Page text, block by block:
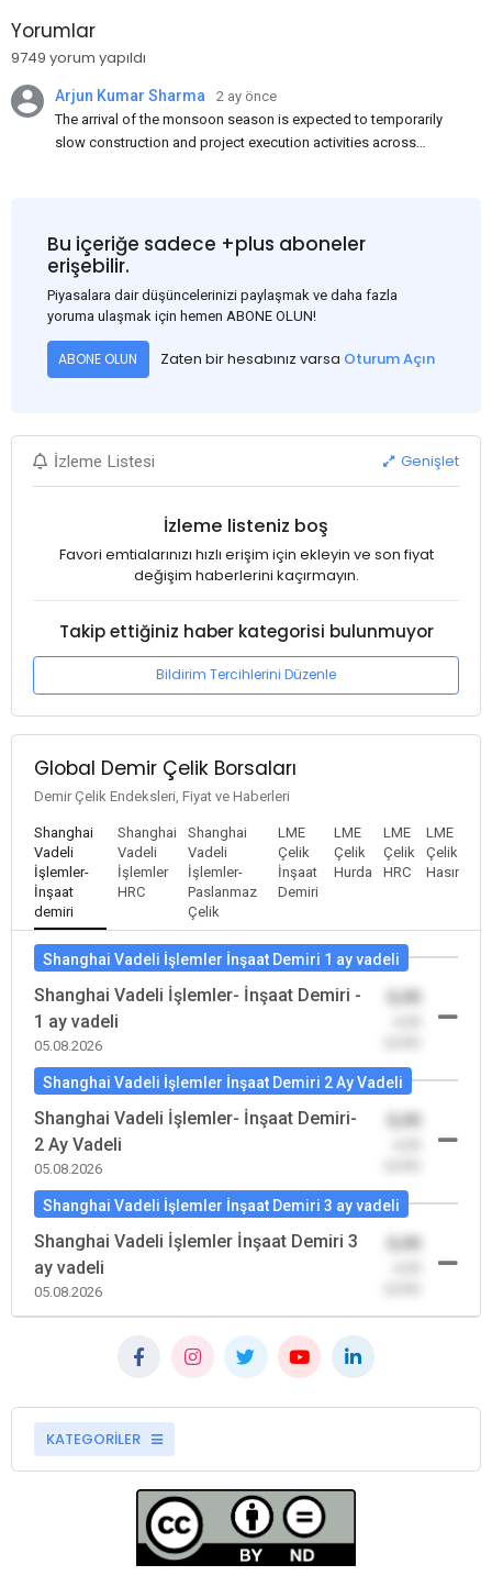
Yorumlar
9749 yorum yapıldı
Arjun Kumar Sharma
2 ay önce
The arrival of the monsoon season is expected to temporarily
slow construction and project execution activities across
and rural construction projects is expected to provide support
to the market despite seasonal disruptions caused by heavy
rainfall.
Bu içeriğe sadece +plus aboneler
erişebilir.
Piyasalara dair düşüncelerinizi paylaşmak ve daha fazla
yoruma ulaşmak için hemen ABONE OLUN!
ABONE OLUN Zaten bir hesabınız varsa Oturum Açın
İzleme Listesi Genişlet
İzleme listeniz boş
Favori emtialarınızı hızlı erişim için ekleyin ve son fiyat
değişim haberlerini kaçırmayın.
Takip ettiğiniz haber kategorisi bulunmuyor
Bildirim Tercihlerini Düzenle
Global Demir Çelik Borsaları
Demir Çelik Endeksleri, Fiyat ve Haberleri
Shanghai
Vadeli
İşlemler-
İnşaat
demiri
Shanghai
Vadeli
İşlemler
HRC
Shanghai
Vadeli
İşlemler-
Paslanmaz
Çelik
LME
Çelik
İnşaat
Demiri
LME
Çelik
Hurda
LME
Çelik
HRC
LME
Çelik
Hasır
Shanghai Vadeli İşlemler İnşaat Demiri 1 ay vadeli
Shanghai Vadeli İşlemler- İnşaat Demiri -
1 ay vadeli
05.08.2026
Shanghai Vadeli İşlemler İnşaat Demiri 2 Ay Vadeli
Shanghai Vadeli İşlemler- İnşaat Demiri-
2 Ay Vadeli
05.08.2026
Shanghai Vadeli İşlemler İnşaat Demiri 3 ay vadeli
Shanghai Vadeli İşlemler İnşaat Demiri 3
ay vadeli
05.08.2026
KATEGORİLER